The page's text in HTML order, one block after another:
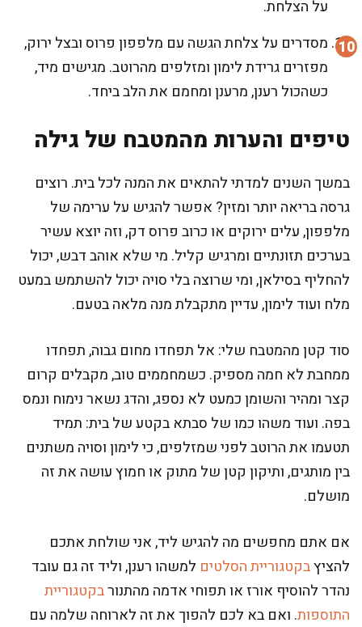
על הצלחת.
מסדרים על צלחת הגשה עם מלפפון פרוס ובצל ירוק,
מפזרים גרידת לימון ומזלפים מהרוטב. מגישים מיד,
כשהכול רענן, מרענן ומחמם את הלב ביחד.
טיפים והערות מהמטבח של גילה
במשך השנים למדתי להתאים את המנה לכל בית. רוצים
גרסה בריאה יותר ומזין? אפשר להגיש על ערימה של
מלפפון, עלים ירוקים או כרוב פרוס דק, וזה יוצא עשיר
בערכים תזונתיים ומרגיש קליל. מי שלא אוהב דבש, יכול
להחליף בסילאן, ומי שרוצה בלי סויה יכול להשתמש במעט
מלח ועוד לימון, עדיין מתקבלת מנה מלאה בטעם.
סוד קטן מהמטבח שלי: אל תפחדו מחום גבוה, תפחדו
ממחבת לא חמה מספיק. כשמחממים טוב, מקבלים קרום
קצר ומהיר והשומן כמעט לא נספג, והדג נשאר נימוח ונמס
בפה. ועוד משהו כמו של סבתא בקטע של בית: תמיד
תטעמו את הרוטב לפני שמזלפים, כי לימון וסויה משתנים
בין מותגים, ותיקון קטן של מתוק או חמוץ עושה את זה
מושלם.
אם אתם מחפשים מה להגיש ליד, אני שולחת אתכם
להציץבקטגוריית הסלטים למשהו רענן, וליד זה גם עובד
נהדר להוסיף אורז או תפוחי אדמה מהתנורבקטגוריית
התוספות. ואם בא לכם להפוך את זה לארוחה שלמה עם